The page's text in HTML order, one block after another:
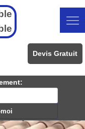
Devis Gratuit